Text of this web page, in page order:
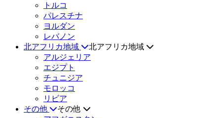
トルコ
パレスチナ
ヨルダン
レバノン
北アフリカ地域
北アフリカ地域
アルジェリア
エジプト
チュニジア
モロッコ
リビア
その他
その他